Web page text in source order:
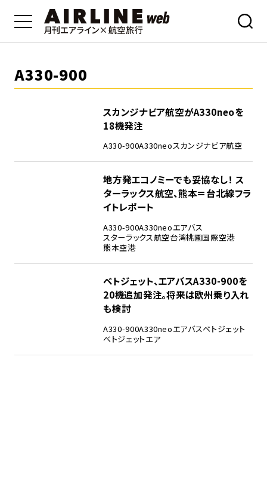
A330-900
スカンジナビア航空がA330neoを
18機発注
A330-900A330neoスカンジナビア航空
地方発エコノミーでも妥協なし！ ス
ターラックス航空、熊本＝台北線フラ
イトレポート
A330-900A330neoエアバス
スターラックス航空台湾桃園国際空港
熊本空港
ベトジェット、エアバスA330-900を
20機追加発注。将来は欧州乗り入れ
も検討
A330-900A330neoエアバスベトジェット
べトジェットエア